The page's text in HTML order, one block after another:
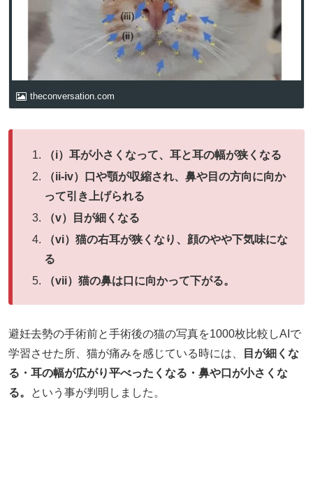
theconversation.com
（i）耳が小さくなって、耳と耳の幅が狭くなる
（ii-iv）口や顎が収縮され、鼻や目の方向に向か
って引き上げられる
（v）目が細くなる
（vi）猫の右耳が狭くなり、顔のやや下気味にな
る
（vii）猫の鼻は口に向かって下がる。
避妊去勢の手術前と手術後の猫の写真を1000枚比較しAIで
学習させた所、猫が痛みを感じている時には、
目が細くな
る・耳の幅が広がり平べったくなる・鼻や口が小さくな
る。
という事が判明しました。